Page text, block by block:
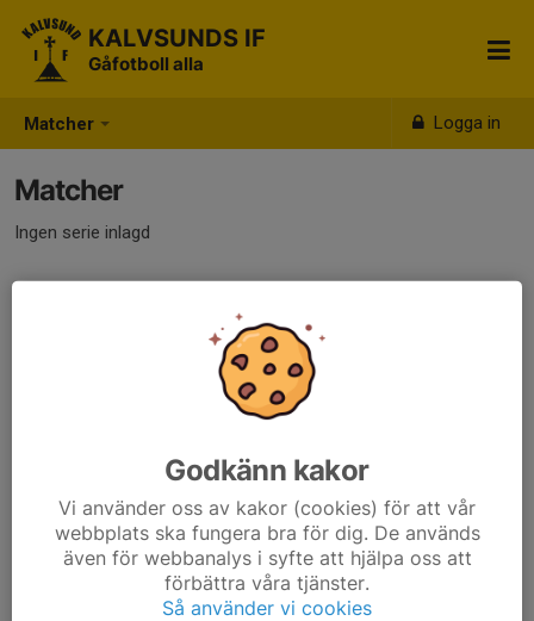
Matcher Logga in
KALVSUNDS IF
Gåfotboll alla
Matcher
Ingen serie inlagd
Godkänn kakor
Vi använder oss av kakor (cookies) för att vår
webbplats ska fungera bra för dig. De används
även för webbanalys i syfte att hjälpa oss att
förbättra våra tjänster.
Så använder vi cookies